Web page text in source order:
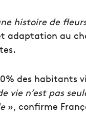
histoire de
adaptation au
des habitants
vie n’est pas
», confirme